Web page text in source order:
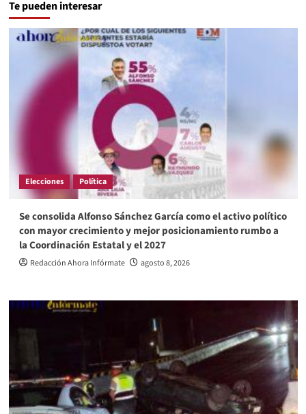
Te pueden interesar
Elecciones Política
Se consolida Alfonso Sánchez García como el activo político
con mayor crecimiento y mejor posicionamiento rumbo a
la Coordinación Estatal y el 2027
Redacción Ahora Infórmate agosto 8, 2026